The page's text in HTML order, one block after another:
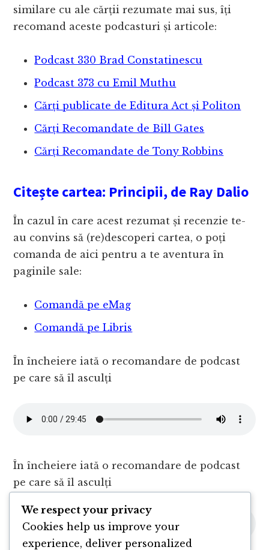
similare cu ale cărții rezumate mai sus, îți
recomand aceste podcasturi și articole:
Podcast 330 Brad Constatinescu
Podcast 373 cu Emil Muthu
Cărți publicate de Editura Act și Politon
Cărți Recomandate de Bill Gates
Cărți Recomandate de Tony Robbins
Citește cartea: Principii, de Ray Dalio
În cazul în care acest rezumat și recenzie te-
au convins să (re)descoperi cartea, o poți
comanda de aici pentru a te aventura în
paginile sale:
Comandă pe eMag
Comandă pe Libris
În încheiere iată o recomandare de podcast
pe care să îl asculți
În încheiere iată o recomandare de podcast
pe care să îl asculți
We respect your privacy
Cookies help us improve your
experience, deliver personalized